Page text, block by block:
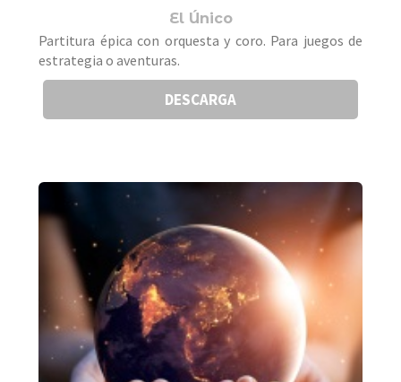
El Único
Partitura épica con orquesta y coro. Para juegos de
estrategia o aventuras.
DESCARGA